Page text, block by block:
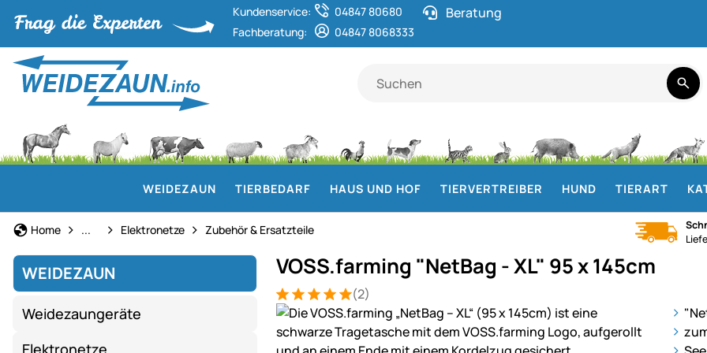
Kundenservice:
04847 80680
Fachberatung:
04847 8068333
Beratung
WEIDEZAUN TIERBEDARF HAUS UND HOF TIERVERTREIBER HUND TIERART
Home Weidezaun
... Elektronetze Zubehör & Ersatzteile
WEIDEZAUN
Weidezaungeräte
Elektronetze
VOSS.farming "NetBag - XL" 95 x 145cm
Bewertung: 5 von 5 (2 Bewertungen)
2 Bewertungen
(2)
Produktgalerie